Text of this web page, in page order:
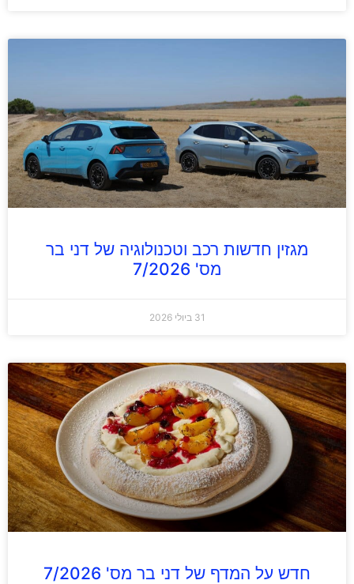
מגזין חדשות רכב וטכנולוגיה של דני בר
מס' 7/2026
31 ביולי 2026
חדש על המדף של דני בר מס' 7/2026